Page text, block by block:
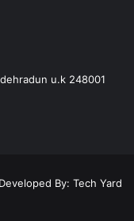
u.k 248001
By: Tech Yard